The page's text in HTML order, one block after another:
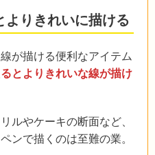
よりきれいに描ける
が描ける便利なアイテム
とよりきれいな線が描け
ルやケーキの断面など、
ンで描くのは至難の業。